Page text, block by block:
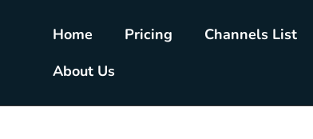
Home Pricing Channels List
About Us